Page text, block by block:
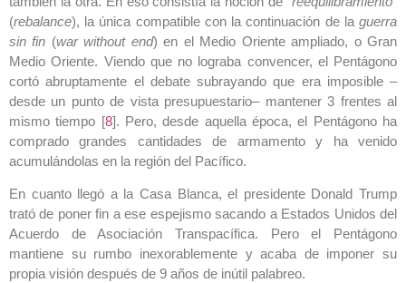
(rebalance), ‎la única compatible con la continuación de la guerra
sin fin (war without end) en el Medio ‎Oriente ampliado, o Gran
Medio Oriente. Viendo que no lograba convencer, el Pentágono
cortó ‎abruptamente el debate subrayando que era imposible –
desde un punto de vista presupuestario– ‎mantener 3 frentes al
mismo tiempo [8]. Pero, ‎desde aquella época, el Pentágono ha
comprado grandes cantidades de armamento y ha venido
‎acumulándolas en la región del Pacífico. ‎
En cuanto llegó a la Casa Blanca, el presidente Donald Trump
trató de poner fin a ese espejismo ‎sacando a Estados Unidos del
Acuerdo de Asociación Transpacífica. Pero el Pentágono
mantiene ‎su rumbo inexorablemente y acaba de imponer su
propia visión después de 9 años de ‎inútil palabreo. ‎